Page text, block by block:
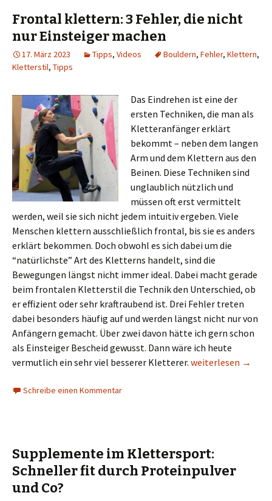
Frontal klettern: 3 Fehler, die nicht
nur Einsteiger machen
17. März 2023 Tipps, Videos Bouldern, Fehler, Klettern,
Kletterstil, Tipps
Das Eindrehen ist eine der
ersten Techniken, die man als
Kletteranfänger erklärt
bekommt – neben dem langen
Arm und dem Klettern aus den
Beinen. Diese Techniken sind
unglaublich nützlich und
müssen oft erst vermittelt
werden, weil sie sich nicht jedem intuitiv ergeben. Viele
Menschen klettern ausschließlich frontal, bis sie es anders
erklärt bekommen. Doch obwohl es sich dabei um die
“natürlichste” Art des Kletterns handelt, sind die
Bewegungen längst nicht immer ideal. Dabei macht gerade
beim frontalen Kletterstil die Technik den Unterschied, ob
er effizient oder sehr kraftraubend ist. Drei Fehler treten
dabei besonders häufig auf und werden längst nicht nur von
Anfängern gemacht. Über zwei davon hätte ich gern schon
als Einsteiger Bescheid gewusst. Dann wäre ich heute
vermutlich ein sehr viel besserer Kletterer. Frontal klettern: 3
weiterlesen →
Schreibe einen Kommentar
Supplemente im Klettersport:
Schneller fit durch Proteinpulver
und Co?